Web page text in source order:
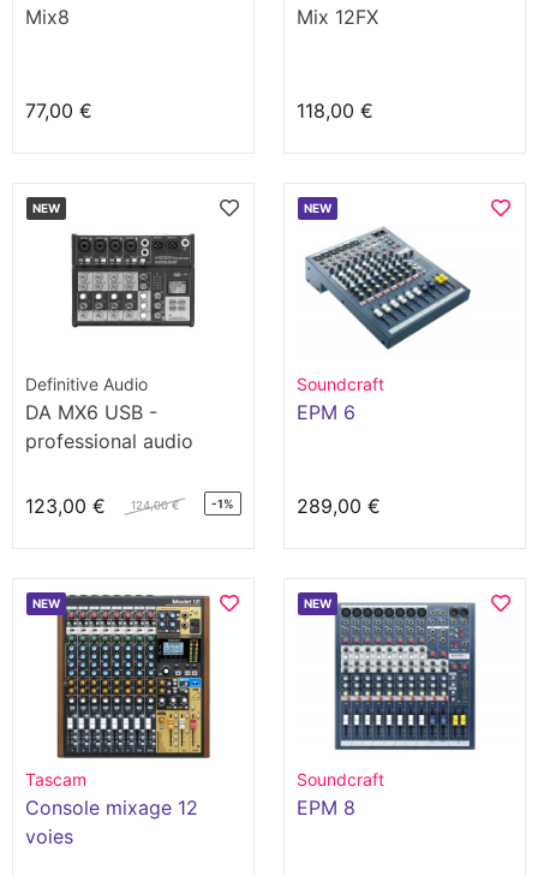
Mix8
77,00 €
Mix 12FX
118,00 €
NEW
Definitive Audio
DA MX6 USB -
professional audio
123,00 €
124,00 € -1%
NEW
Soundcraft
EPM 6
289,00 €
NEW
Tascam
Console mixage 12
voies
NEW
Soundcraft
EPM 8